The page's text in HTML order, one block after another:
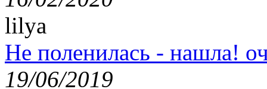
lilya
Не поленилась - нашла!
19/06/2019